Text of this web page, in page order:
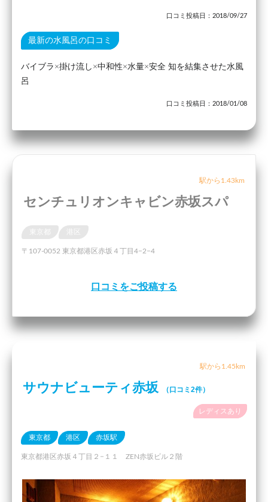
口コミ投稿日：2018/09/27
最新の水風呂の口コミ
バイブラ×掛け流し×中和性×水量×安全 知を結集させた水風
呂
口コミ投稿日：2018/01/08
駅から1.43km
センチュリオンキャビン赤坂スパ
東京都 港区
〒107-0052 東京都港区赤坂４丁目4−2−4
口コミをご投稿する
駅から1.45km
サウナビューティ赤坂 （口コミ2件）
レディスあり
東京都 港区 赤坂駅
東京都港区赤坂４丁目２−１１ ZEN赤坂ビル２階